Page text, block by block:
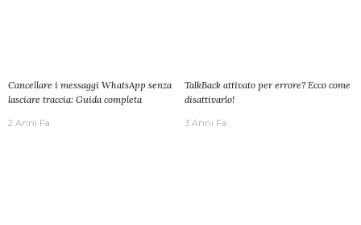
Cancellare i messaggi WhatsApp senza
lasciare traccia: Guida completa
2 Anni Fa
TalkBack attivato per errore? Ecco come
disattivarlo!
3 Anni Fa